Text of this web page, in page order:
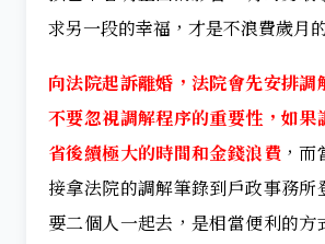
求另一段的幸福，才是不浪費歲月
向法院起訴離婚，法院會先安排調
不要忽視調解程序的重要性，如果
省後續極大的時間和金錢浪費，而
接拿法院的調解筆錄到戶政事務所
要二個人一起去，是相當便利的方